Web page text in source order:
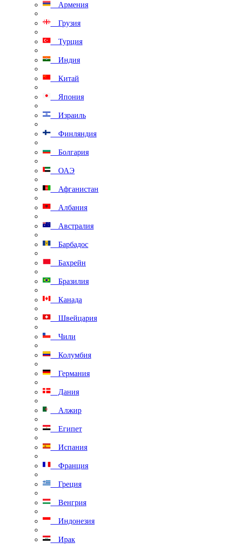
Армения
Грузия
Турция
Индия
Китай
Япония
Израиль
Финляндия
Болгария
ОАЭ
Афганистан
Албания
Австралия
Барбадос
Бахрейн
Бразилия
Канада
Швейцария
Чили
Колумбия
Германия
Дания
Алжир
Египет
Испания
Франция
Греция
Венгрия
Индонезия
Ирак